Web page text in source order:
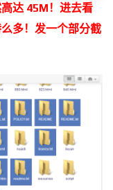
达 45M！进去看
多！发一个部分截